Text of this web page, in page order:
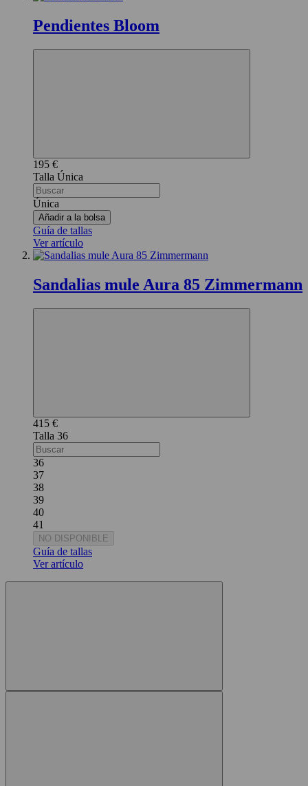
Pendientes Bloom
195 €
Única
Única
Añadir a la bolsa
Guía de tallas
Ver artículo
Sandalias mule Aura 85 Zimmermann
415 €
36
36
37
38
39
40
41
NO DISPONIBLE
Guía de tallas
Ver artículo